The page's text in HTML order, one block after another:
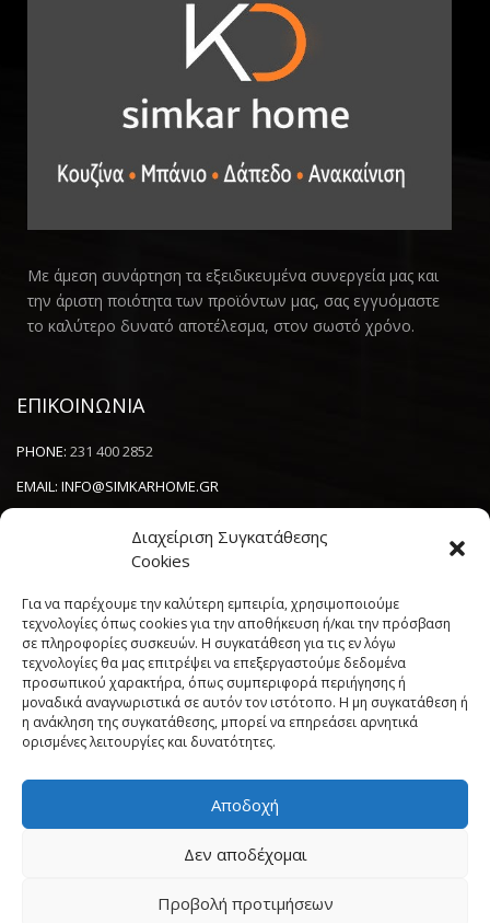
Διαχείριση Συγκατάθεσης
Cookies
Για να παρέχουμε την καλύτερη εμπειρία, χρησιμοποιούμε
τεχνολογίες όπως cookies για την αποθήκευση ή/και την πρόσβαση
σε πληροφορίες συσκευών. Η συγκατάθεση για τις εν λόγω
τεχνολογίες θα μας επιτρέψει να επεξεργαστούμε δεδομένα
προσωπικού χαρακτήρα, όπως συμπεριφορά περιήγησης ή
μοναδικά αναγνωριστικά σε αυτόν τον ιστότοπο. Η μη συγκατάθεση ή
η ανάκληση της συγκατάθεσης, μπορεί να επηρεάσει αρνητικά
ορισμένες λειτουργίες και δυνατότητες.
Αποδοχή
Δεν αποδέχομαι
Προβολή προτιμήσεων
Με άμεση συνάρτηση τα εξειδικευμένα συνεργεία μας και
την άριστη ποιότητα των προϊόντων μας, σας εγγυόμαστε
το καλύτερο δυνατό αποτέλεσμα, στον σωστό χρόνο.
ΕΠΙΚΟΙΝΩΝΙΑ
PHONE: 231 400 2852
EMAIL: INFO@SIMKARHOME.GR
NEWSLETTER
----------------------
Πολιτική Cookies (ΕΕ)
Όροι και Προϋποθέσεις
Δήλωση Απορρήτου
My account
© 2017 All rights reserved. | Powered by